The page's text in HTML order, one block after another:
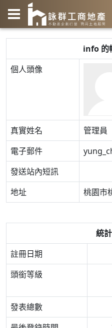
info 的
個人頭像
真實姓名
管理員
電子郵件
發送站內短訊
地址
桃園市
統
註冊日期
頭銜等級
發表總數